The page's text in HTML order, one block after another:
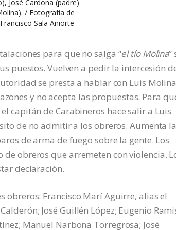
José Cardona (padre)
/ Fotografía de
Sala Aniorte
para que no salga “el tío Molina”
puestos. Vuelven a pedir la intercesión
se presta a hablar con Luis
y no acepta las propuestas. Para
capitán de Carabineros hace salir a Luis
de no admitir a los obreros. Aumenta la
de arma de fuego sobre la gente. Los
obreros que arremeten con violencia.
declaración.
obreros: Francisco Marí Aguirre, alias el
José Guillén López; Eugenio
Manuel Narbona Torregrosa; José